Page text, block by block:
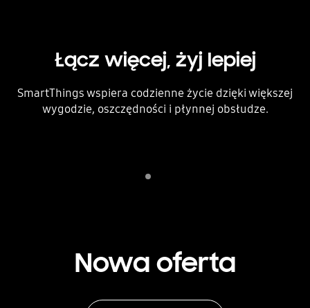
Łącz więcej, żyj lepiej
SmartThings wspiera codzienne życie dzięki większej
wygodzie, oszczędności i płynnej obsłudze.
Nowa oferta